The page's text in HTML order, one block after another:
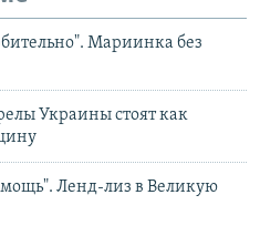
Мариинка без
Украины стоят как
Ленд-лиз в Великую